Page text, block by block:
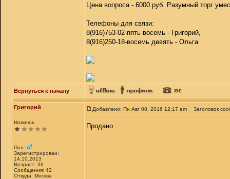
Цена вопроса - 6000 руб. Разумный торг
Телефоны для связи:
8(916)753-02-пять восемь - Григорий,
8(916)250-18-восемь девять - Ольга
Вернуться к началу
Григорий
Новичок
Пол:
Зарегистрирован:
14.10.2013
Возраст: 36
Сообщения: 42
Откуда: Москва
Добавлено: Пн Авг 08, 2016 12:17 am Заголовок
Продано